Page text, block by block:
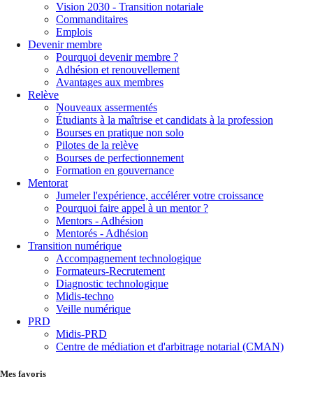
Vision 2030 - Transition notariale
Commanditaires
Emplois
Devenir membre
Pourquoi devenir membre ?
Adhésion et renouvellement
Avantages aux membres
Relève
Nouveaux assermentés
Étudiants à la maîtrise et candidats à la profession
Bourses en pratique non solo
Pilotes de la relève
Bourses de perfectionnement
Formation en gouvernance
Mentorat
Jumeler l'expérience, accélérer votre croissance
Pourquoi faire appel à un mentor ?
Mentors - Adhésion
Mentorés - Adhésion
Transition numérique
Accompagnement technologique
Formateurs-Recrutement
Diagnostic technologique
Midis-techno
Veille numérique
PRD
Midis-PRD
Centre de médiation et d'arbitrage notarial (CMAN)
Mes favoris